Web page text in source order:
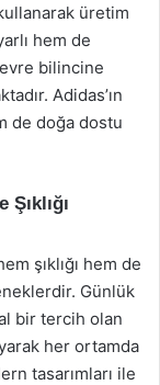
üretim
hem de
bilincine
Adidas’ın
de doğa dostu
şıklığı hem de
Günlük
bir tercih olan
her ortamda
tasarımları ile